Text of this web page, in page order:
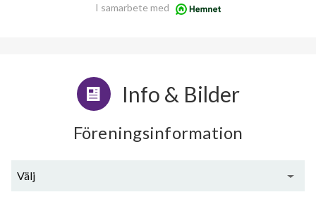
I samarbete med
Info & Bilder
Föreningsinformation
Välj